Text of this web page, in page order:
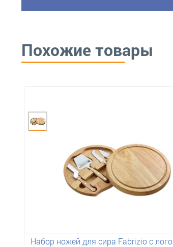
Похожие товары
Набор ножей для сира Fabrizio с лого